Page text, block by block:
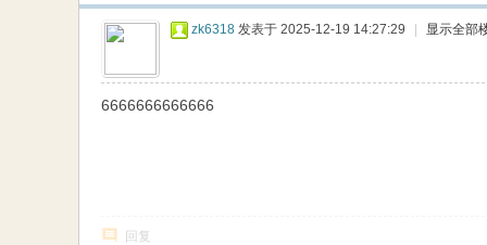
zk6318 发表于 2025-12-19 14:27:29 显示全部
6666666666666
回复